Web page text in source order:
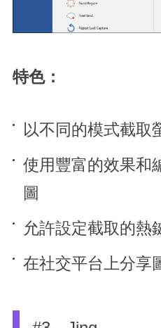
特色：
以不同的模式截取
使用豐富的效果和
圖
允許設定截取的熱
在社交平台上分享